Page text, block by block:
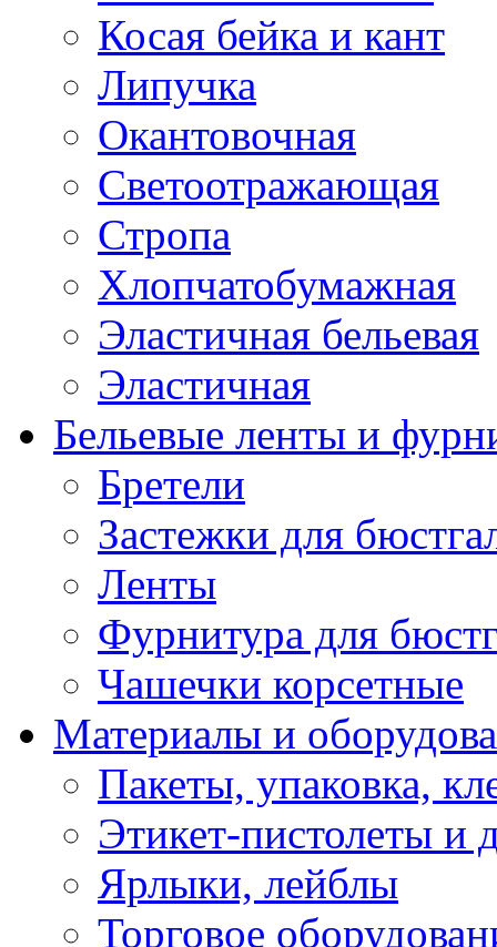
Косая бейка и кант
Липучка
Окантовочная
Светоотражающая
Стропа
Хлопчатобумажная
Эластичная бельевая
Эластичная
Бельевые ленты и
Бретели
Застежки для
Ленты
Фурнитура для
Чашечки корсетные
Материалы и
Пакеты, упаковка,
Этикет-пистолеты и
Ярлыки, лейблы
Торговое